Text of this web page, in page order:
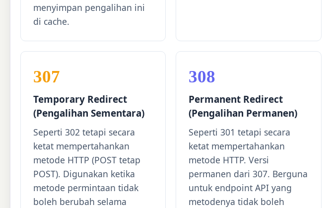
menyimpan pengalihan ini
di cache.
307
Temporary Redirect
(Pengalihan Sementara)
Seperti 302 tetapi secara
ketat mempertahankan
metode HTTP (POST tetap
POST). Digunakan ketika
metode permintaan tidak
boleh berubah selama
308
Permanent Redirect
(Pengalihan Permanen)
Seperti 301 tetapi secara
ketat mempertahankan
metode HTTP. Versi
permanen dari 307. Berguna
untuk endpoint API yang
metodenya tidak boleh